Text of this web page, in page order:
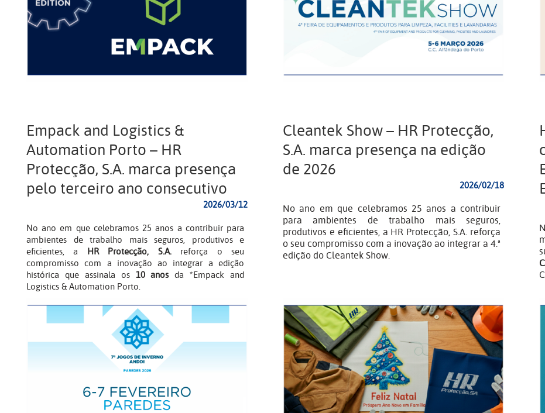
Empack and Logistics &
Automation Porto – HR
Protecção, S.A. marca presença
pelo terceiro ano consecutivo
2026/03/12
No ano em que celebramos 25 anos a contribuir para
ambientes de trabalho mais seguros, produtivos e
eficientes, a HR Protecção, S.A.reforça o seu
compromisso com a inovação ao integrar a edição
histórica que assinala os 10 anosda *Empack and
Logistics & Automation Porto.
Cleantek Show – HR Protecção,
S.A. marca presença na edição
de 2026
2026/02/18
No ano em que celebramos 25 anos a contribuir
para ambientes de trabalho mais seguros,
produtivos e eficientes, a HR Protecção, S.A. reforça
o seu compromisso com a inovação ao integrar a 4.ª
edição do Cleantek Show.